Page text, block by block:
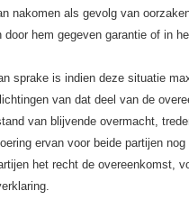
nakomen als gevolg van
hem gegeven garantie of in
sprake is indien deze situatie
van dat deel van de
van blijvende overmacht,
ervan voor beide partijen
het recht de overeenkomst,